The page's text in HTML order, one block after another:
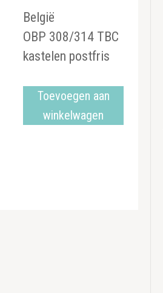
België
OBP 308/314 TBC
kastelen postfris
Toevoegen aan
winkelwagen